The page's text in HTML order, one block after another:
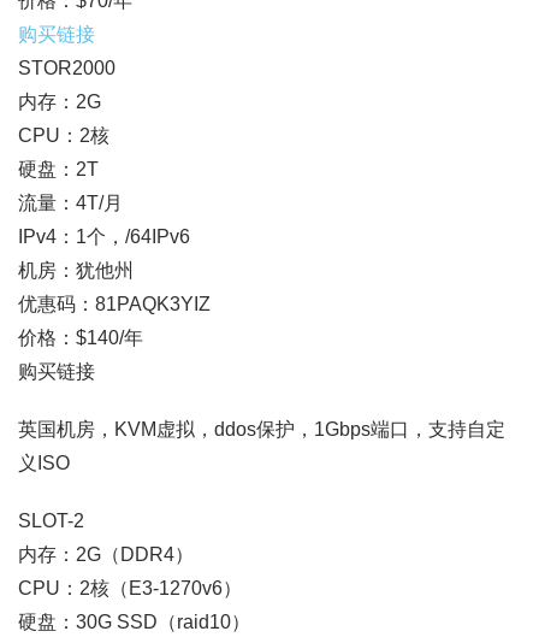
购买链接
STOR2000
内存：2G
CPU：2核
硬盘：2T
流量：4T/月
IPv4：1个，/64IPv6
机房：犹他州
优惠码：81PAQK3YIZ
价格：$140/年
购买链接
英国机房，KVM虚拟，ddos保护，1Gbps端口，支持自定
义ISO
SLOT-2
内存：2G（DDR4）
CPU：2核（E3-1270v6）
硬盘：30G SSD（raid10）